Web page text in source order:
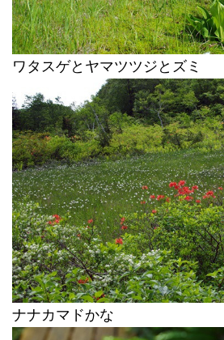
ワタスゲとヤマツツジとズミ
ナナカマドかな